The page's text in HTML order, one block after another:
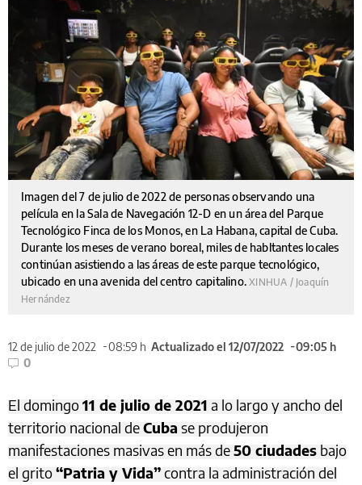
Imagen del 7 de julio de 2022 de personas observando una
película en la Sala de Navegación 12-D en un área del Parque
Tecnológico Finca de los Monos, en La Habana, capital de Cuba.
Durante los meses de verano boreal, miles de habltantes locales
continúan asistiendo a las áreas de este parque tecnológico,
ubicado en una avenida del centro capitalino.XINHUA / Joaquín
Hernández
12 de julio de 2022 08:59 h Actualizado el 12/07/2022
09:05 h
0
El domingo11 de julio de 2021 a lo largo y ancho del
territorio nacional deCubase produjeron
manifestaciones masivas en más de50 ciudades bajo
el grito“Patria y Vida”contra la administración del